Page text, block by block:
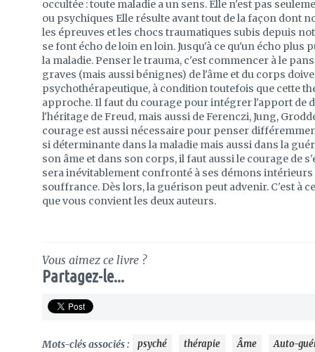
occultée : toute maladie a un sens. Elle n'est pas
ou psychiques Elle résulte avant tout de la façon dont
les épreuves et les chocs traumatiques subis depuis
se font écho de loin en loin. Jusqu'à ce qu'un écho plus
la maladie. Penser le trauma, c'est commencer à le
graves (mais aussi bénignes) de l'âme et du corps
psychothérapeutique, à condition toutefois que cette
approche. Il faut du courage pour intégrer l'apport de
l'héritage de Freud, mais aussi de Ferenczi, Jung,
courage est aussi nécessaire pour penser
si déterminante dans la maladie mais aussi dans la
son âme et dans son corps, il faut aussi le courage de
sera inévitablement confronté à ses démons intérieurs
souffrance. Dès lors, la guérison peut advenir. C'est à
que vous convient les deux auteurs.
Vous aimez ce livre ?
Partagez-le...
Mots-clés associés : psyché thérapie Âme Auto-